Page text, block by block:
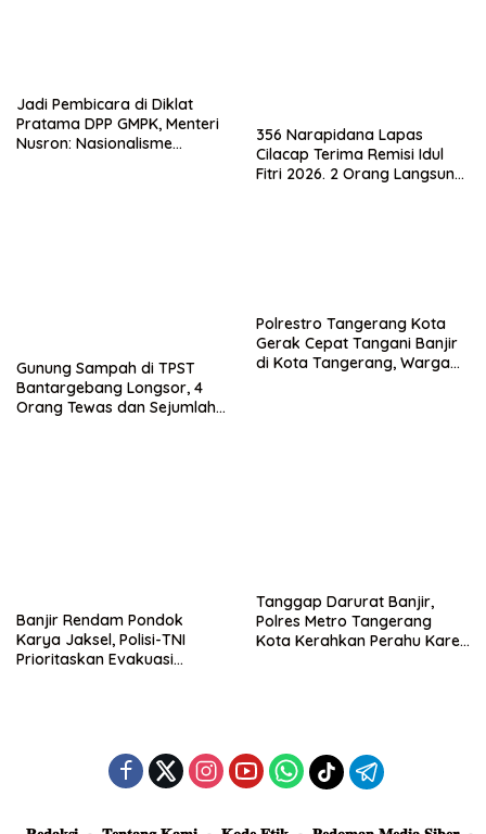
Jadi Pembicara di Diklat
Pratama DPP GMPK, Menteri
Nusron: Nasionalisme
356 Narapidana Lapas
Cilacap Terima Remisi Idul
Fitri 2026. 2 Orang Langsung
Gunung Sampah di TPST
Bantargebang Longsor, 4
Orang Tewas dan Sejumlah
Polrestro Tangerang Kota
Gerak Cepat Tangani Banjir
di Kota Tangerang, Warga
Banjir Rendam Pondok
Karya Jaksel, Polisi-TNI
Prioritaskan Evakuasi
Tanggap Darurat Banjir,
Polres Metro Tangerang
Kota Kerahkan Perahu Karet